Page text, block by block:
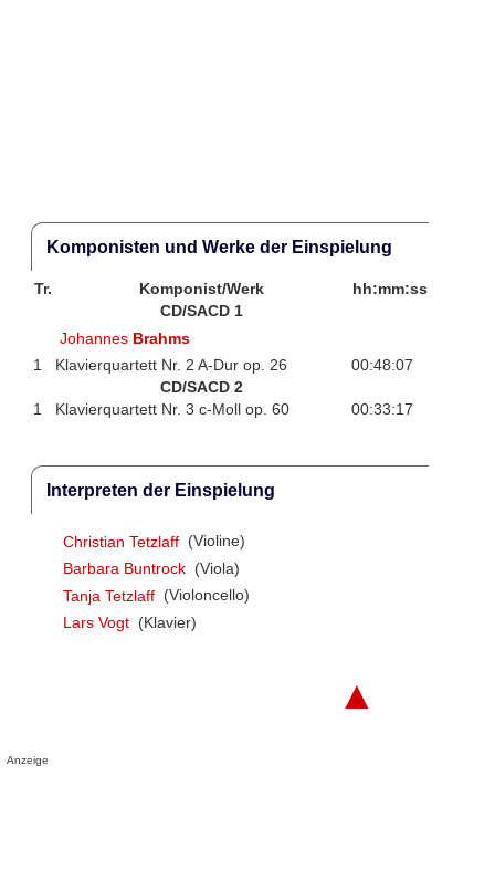
Komponisten und Werke der Einspielung
Tr. Komponist/Werk
hh:mm:ss
CD/SACD 1
Johannes Brahms
1
Klavierquartett Nr. 2 A-Dur op. 26
00:48:07
CD/SACD 2
1
Klavierquartett Nr. 3 c-Moll op. 60 00:33:17
Interpreten der Einspielung
Christian Tetzlaff (Violine)
Barbara Buntrock (Viola)
Tanja Tetzlaff (Violoncello)
Lars Vogt (Klavier)
▲
Anzeige